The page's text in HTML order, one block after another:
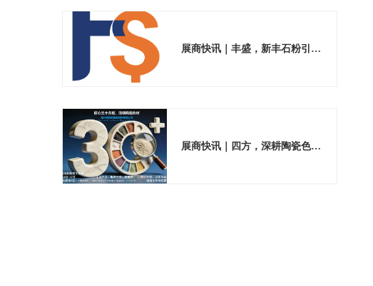
展商快讯｜丰盛，新丰石粉引领材料绿色发展
展商快讯｜四方，深耕陶瓷色料研发